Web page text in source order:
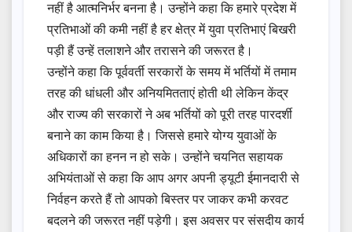
नहीं है आत्मनिर्भर बनना है। उन्होंने कहा कि हमारे प्रदेश में
प्रतिभाओं की कमी नहीं है हर क्षेत्र में युवा प्रतिभाएं बिखरी
पड़ी हैं उन्हें तलाशने और तरासने की जरूरत है।
उन्होंने कहा कि पूर्ववर्ती सरकारों के समय में भर्तियों में तमाम
तरह की धांधली और अनियमितताएं होती थी लेकिन केंद्र
और राज्य की सरकारों ने अब भर्तियों को पूरी तरह पारदर्शी
बनाने का काम किया है। जिससे हमारे योग्य युवाओं के
अधिकारों का हनन न हो सके। उन्होंने चयनित सहायक
अभियंताओं से कहा कि आप अगर अपनी ड्यूटी ईमानदारी से
निर्वहन करते हैं तो आपको बिस्तर पर जाकर कभी करवट
बदलने की जरूरत नहीं पड़ेगी। इस अवसर पर संसदीय कार्य